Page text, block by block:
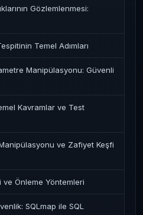
Gözlemlenmesi:
Temel Adımları
Manipülasyonu: Güvenli
Kavramlar ve Test
ve Zafiyet Keşfi
ve Önleme Yöntemleri
SQLmap ile SQL